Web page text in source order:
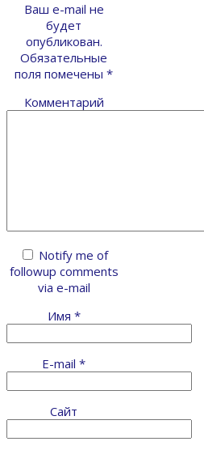
Ваш e-mail не
будет
опубликован.
Обязательные
поля помечены *
Комментарий
Notify me of
followup comments
via e-mail
Имя *
E-mail *
Сайт